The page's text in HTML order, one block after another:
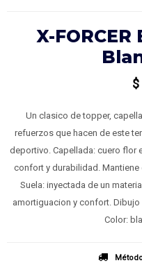
X-
$
Un clasico de topper,
refuerzos que hacen de este
deportivo. Capellada: cuero flor
confort y durabilidad.
Suela: inyectada de un
amortiguacion y confort.
Color: